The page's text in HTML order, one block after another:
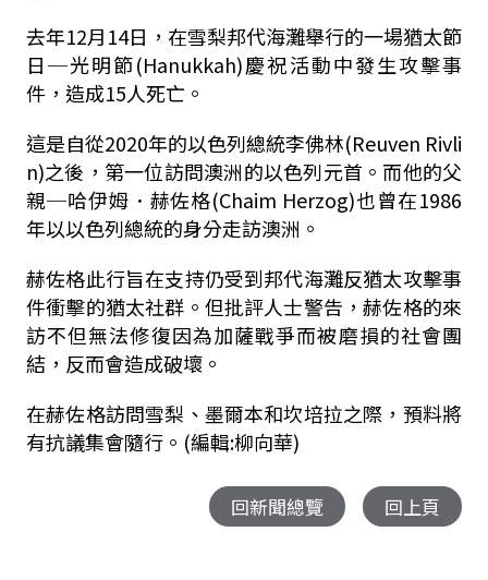
去年12月14日，在雪梨邦代海灘舉行的一場猶太節
日─光明節(Hanukkah)慶祝活動中發生攻擊事
件，造成15人死亡。
這是自從2020年的以色列總統李佛林(Reuven Rivli
n)之後，第一位訪問澳洲的以色列元首。而他的父
親─哈伊姆．赫佐格(Chaim Herzog)也曾在1986
年以以色列總統的身分走訪澳洲。
赫佐格此行旨在支持仍受到邦代海灘反猶太攻擊事
件衝擊的猶太社群。但批評人士警告，赫佐格的來
訪不但無法修復因為加薩戰爭而被磨損的社會團
結，反而會造成破壞。
在赫佐格訪問雪梨、墨爾本和坎培拉之際，預料將
有抗議集會隨行。(編輯:柳向華)
回新聞總覽 回上頁